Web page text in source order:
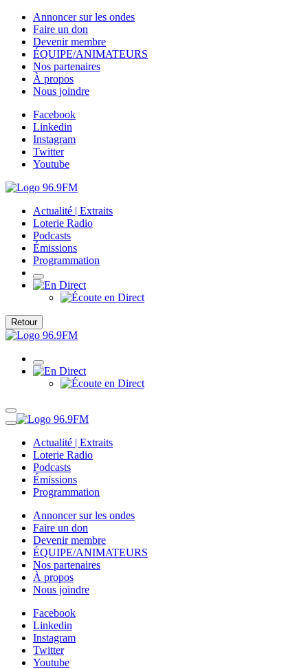
Annoncer sur les ondes
Faire un don
Devenir membre
ÉQUIPE/ANIMATEURS
Nos partenaires
À propos
Nous joindre
Facebook
Linkedin
Instagram
Twitter
Youtube
Actualité | Extraits
Loterie Radio
Podcasts
Émissions
Programmation
Retour
Actualité | Extraits
Loterie Radio
Podcasts
Émissions
Programmation
Annoncer sur les ondes
Faire un don
Devenir membre
ÉQUIPE/ANIMATEURS
Nos partenaires
À propos
Nous joindre
Facebook
Linkedin
Instagram
Twitter
Youtube